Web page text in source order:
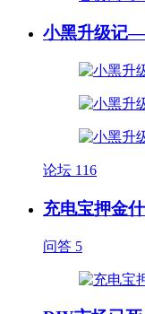
小黑升级记
论坛 116
充电宝押金
问答 5